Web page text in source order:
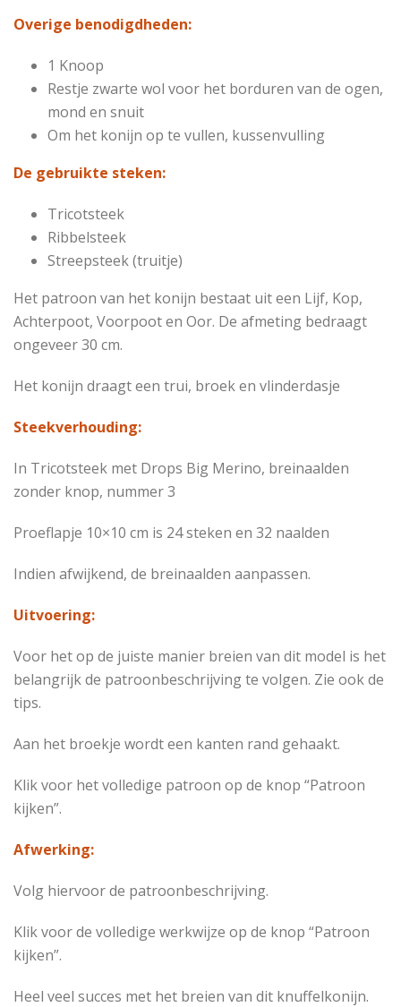
Overige benodigdheden:
1 Knoop
Restje zwarte wol voor het borduren van de ogen,
mond en snuit
Om het konijn op te vullen, kussenvulling
De gebruikte steken:
Tricotsteek
Ribbelsteek
Streepsteek (truitje)
Het patroon van het konijn bestaat uit een Lijf, Kop,
Achterpoot, Voorpoot en Oor. De afmeting bedraagt
ongeveer 30 cm.
Het konijn draagt een trui, broek en vlinderdasje
Steekverhouding:
In Tricotsteek met Drops Big Merino, breinaalden
zonder knop, nummer 3
Proeflapje 10×10 cm is 24 steken en 32 naalden
Indien afwijkend, de breinaalden aanpassen.
Uitvoering:
Voor het op de juiste manier breien van dit model is het
belangrijk de patroonbeschrijving te volgen. Zie ook de
tips.
Aan het broekje wordt een kanten rand gehaakt.
Klik voor het volledige patroon op de knop “Patroon
kijken”.
Afwerking:
Volg hiervoor de patroonbeschrijving.
Klik voor de volledige werkwijze op de knop “Patroon
kijken”.
Heel veel succes met het breien van dit knuffelkonijn.